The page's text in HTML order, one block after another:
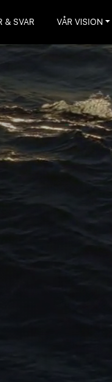
& SVAR VÅR VISION